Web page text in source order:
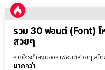
รวม 30 ฟอนต์ (Font) โ
สวยๆ
หากใครกำลังมองหาฟอนต์สวยๆ สไ
มากกว่า